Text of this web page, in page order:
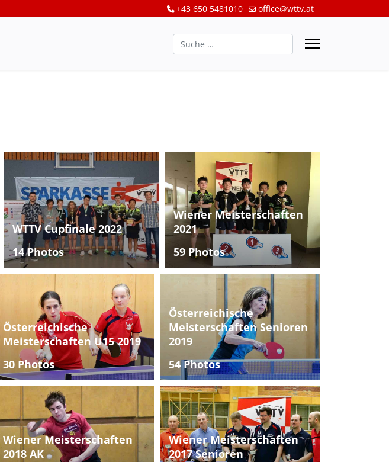
+43 650 5481010 office@wttv.at
Suchen
WTTV Cupfinale 2022
14 Photos
Wiener Meisterschaften
2021
59 Photos
Österreichische
Meisterschaften U15 2019
30 Photos
Österreichische
Meisterschaften Senioren
2019
54 Photos
Wiener Meisterschaften
2018 AK
Wiener Meisterschaften
2017 Senioren